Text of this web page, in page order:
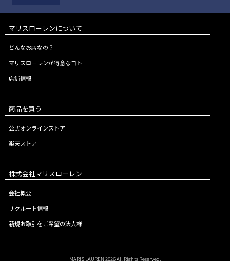
マリスローレンについて
どんなお店なの？
マリスローレンが得意なコト
店舗情報
商品を買う
公式オンラインストア
楽天ストア
株式会社マリスローレン
会社概要
リクルート情報
新規お取引をご希望の法人様
MARIS LAUREN 2026 All Rights Reserved.